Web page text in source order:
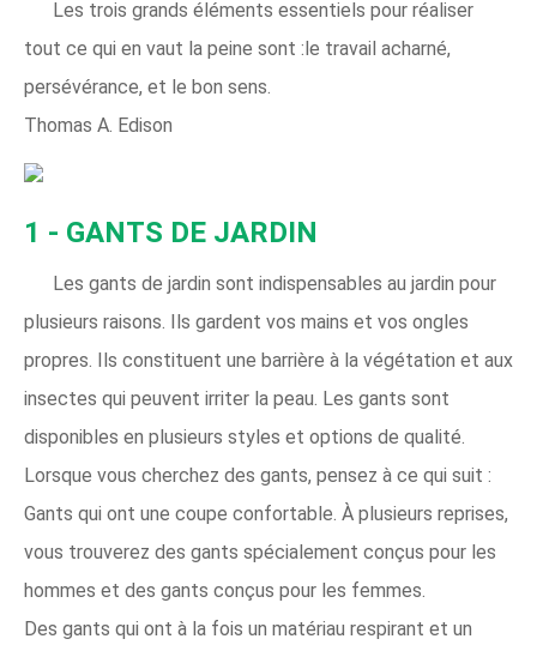
Les trois grands éléments essentiels pour réaliser
tout ce qui en vaut la peine sont :le travail acharné,
persévérance, et le bon sens.
Thomas A. Edison
1 - GANTS DE JARDIN
Les gants de jardin sont indispensables au jardin pour
plusieurs raisons. Ils gardent vos mains et vos ongles
propres. Ils constituent une barrière à la végétation et aux
insectes qui peuvent irriter la peau. Les gants sont
disponibles en plusieurs styles et options de qualité.
Lorsque vous cherchez des gants, pensez à ce qui suit :
Gants qui ont une coupe confortable. À plusieurs reprises,
vous trouverez des gants spécialement conçus pour les
hommes et des gants conçus pour les femmes.
Des gants qui ont à la fois un matériau respirant et un